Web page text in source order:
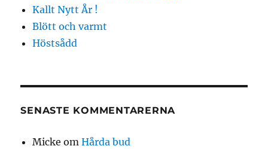
Kallt Nytt År !
Blött och varmt
Höstsådd
SENASTE KOMMENTARERNA
Micke omHårda bud